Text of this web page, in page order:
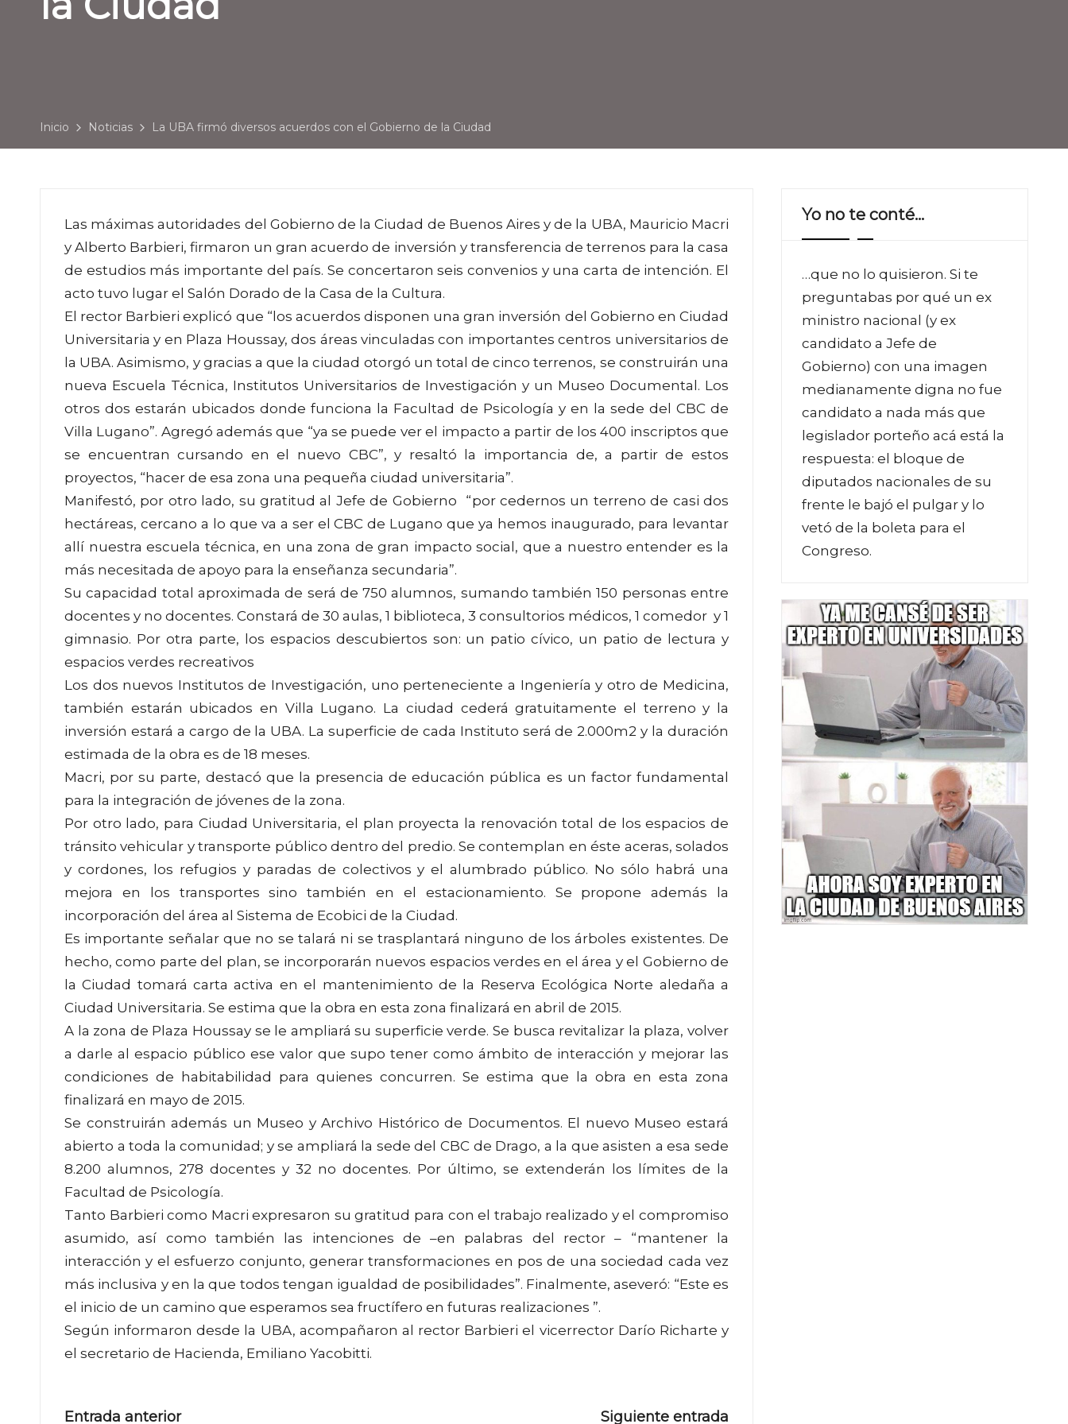
Inicio Noticias La UBA firmó diversos acuerdos con el Gobierno de la Ciudad
Las máximas autoridades del Gobierno de la Ciudad de Buenos Aires y de la UBA, Mauricio Macri
y Alberto Barbieri, firmaron un gran acuerdo de inversión y transferencia de terrenos para la casa
de estudios más importante del país. Se concertaron seis convenios y una carta de intención. El
acto tuvo lugar el Salón Dorado de la Casa de la Cultura.
El rector Barbieri explicó que “los acuerdos disponen una gran inversión del Gobierno en Ciudad
Universitaria y en Plaza Houssay, dos áreas vinculadas con importantes centros universitarios de
la UBA. Asimismo, y gracias a que la ciudad otorgó un total de cinco terrenos, se construirán una
nueva Escuela Técnica, Institutos Universitarios de Investigación y un Museo Documental. Los
otros dos estarán ubicados donde funciona la Facultad de Psicología y en la sede del CBC de
Villa Lugano”. Agregó además que “ya se puede ver el impacto a partir de los 400 inscriptos que
se encuentran cursando en el nuevo CBC”, y resaltó la importancia de, a partir de estos
proyectos, “hacer de esa zona una pequeña ciudad universitaria”.
Manifestó, por otro lado, su gratitud al Jefe de Gobierno “por cedernos un terreno de casi dos
hectáreas, cercano a lo que va a ser el CBC de Lugano que ya hemos inaugurado, para levantar
allí nuestra escuela técnica, en una zona de gran impacto social, que a nuestro entender es la
más necesitada de apoyo para la enseñanza secundaria”.
Su capacidad total aproximada de será de 750 alumnos, sumando también 150 personas entre
docentes y no docentes. Constará de 30 aulas, 1 biblioteca, 3 consultorios médicos, 1 comedor y 1
gimnasio. Por otra parte, los espacios descubiertos son: un patio cívico, un patio de lectura y
espacios verdes recreativos
Los dos nuevos Institutos de Investigación, uno perteneciente a Ingeniería y otro de Medicina,
también estarán ubicados en Villa Lugano. La ciudad cederá gratuitamente el terreno y la
inversión estará a cargo de la UBA. La superficie de cada Instituto será de 2.000m2 y la duración
estimada de la obra es de 18 meses.
Macri, por su parte, destacó que la presencia de educación pública es un factor fundamental
para la integración de jóvenes de la zona.
Por otro lado, para Ciudad Universitaria, el plan proyecta la renovación total de los espacios de
tránsito vehicular y transporte público dentro del predio. Se contemplan en éste aceras, solados
y cordones, los refugios y paradas de colectivos y el alumbrado público. No sólo habrá una
mejora en los transportes sino también en el estacionamiento. Se propone además la
incorporación del área al Sistema de Ecobici de la Ciudad.
Es importante señalar que no se talará ni se trasplantará ninguno de los árboles existentes. De
hecho, como parte del plan, se incorporarán nuevos espacios verdes en el área y el Gobierno de
la Ciudad tomará carta activa en el mantenimiento de la Reserva Ecológica Norte aledaña a
Ciudad Universitaria. Se estima que la obra en esta zona finalizará en abril de 2015.
A la zona de Plaza Houssay se le ampliará su superficie verde. Se busca revitalizar la plaza, volver
a darle al espacio público ese valor que supo tener como ámbito de interacción y mejorar las
condiciones de habitabilidad para quienes concurren. Se estima que la obra en esta zona
finalizará en mayo de 2015.
Se construirán además un Museo y Archivo Histórico de Documentos. El nuevo Museo estará
abierto a toda la comunidad; y se ampliará la sede del CBC de Drago, a la que asisten a esa sede
8.200 alumnos, 278 docentes y 32 no docentes. Por último, se extenderán los límites de la
Facultad de Psicología.
Tanto Barbieri como Macri expresaron su gratitud para con el trabajo realizado y el compromiso
asumido, así como también las intenciones de –en palabras del rector – “mantener la
interacción y el esfuerzo conjunto, generar transformaciones en pos de una sociedad cada vez
más inclusiva y en la que todos tengan igualdad de posibilidades”. Finalmente, aseveró: “Este es
el inicio de un camino que esperamos sea fructífero en futuras realizaciones ”.
Según informaron desde la UBA, acompañaron al rector Barbieri el vicerrector Darío Richarte y
el secretario de Hacienda, Emiliano Yacobitti.
Entrada anterior Siguiente entrada
Yo no te conté…
…que no lo quisieron. Si te
preguntabas por qué un ex
ministro nacional (y ex
candidato a Jefe de
Gobierno) con una imagen
medianamente digna no fue
candidato a nada más que
legislador porteño acá está la
respuesta: el bloque de
diputados nacionales de su
frente le bajó el pulgar y lo
vetó de la boleta para el
Congreso.